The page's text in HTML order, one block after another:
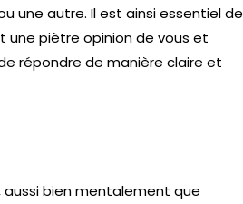
une autre. Il est ainsi essentiel de
une piètre opinion de vous et
répondre de manière claire et
aussi bien mentalement que